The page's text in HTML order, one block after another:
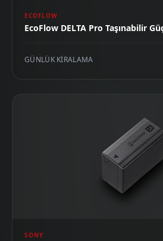
ECOFLOW
EcoFlow DELTA Pro Taşınabilir
GÜNLÜK KIRALAMA
SONY